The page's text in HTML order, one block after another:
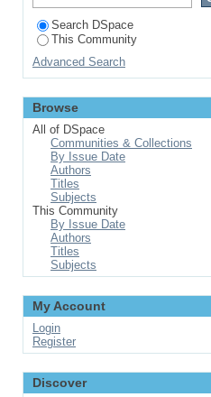
Search DSpace
This Community
Advanced Search
Browse
All of DSpace
Communities & Collections
By Issue Date
Authors
Titles
Subjects
This Community
By Issue Date
Authors
Titles
Subjects
My Account
Login
Register
Discover